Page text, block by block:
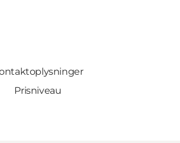
Prisniveau